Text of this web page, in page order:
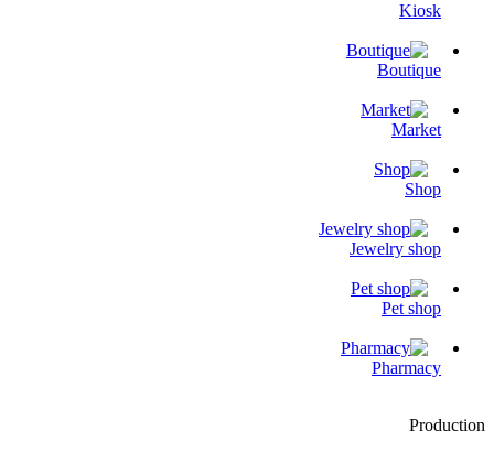
Kiosk
Boutique
Market
Shop
Jewelry shop
Pet shop
Pharmacy
Production